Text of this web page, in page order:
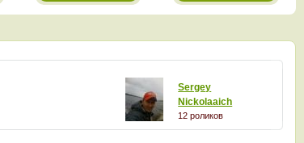
Sergey
Nickolaaich
12 роликов
0 подписчиков